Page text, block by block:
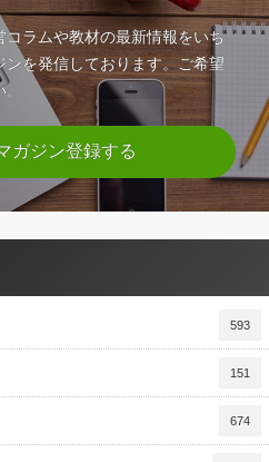
ラムや教材の最新情報をいち
を発信しております。ご希望
ガジン登録する
593
151
674